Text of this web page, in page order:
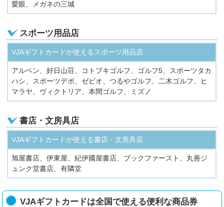
愛眼、メガネの三城
スポーツ用品店
VJAギフトカードが使えるスポーツ用品店
アルペン、好日山荘、コトブキゴルフ、ゴルフ5、スポーツタカ
ハシ、スポーツデポ、ゼビオ、つるやゴルフ、二木ゴルフ、ヒ
マラヤ、ヴィクトリア、本間ゴルフ、ミズノ
書店・文房具店
VJAギフトカードが使える書店・文房具店
旭屋書店、伊東屋、紀伊國屋書店、ブックファースト、丸善ジ
ュンク堂書店、有隣堂
VJAギフトカードは全国で使える便利な商品券